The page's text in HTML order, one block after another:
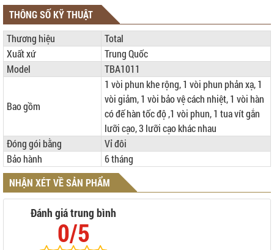
THÔNG SỐ KỸ THUẬT
Thương hiệu
Total
Xuất xứ
Trung Quốc
Model
TBA1011
Bao gồm
1 vòi phun khe rộng, 1 vòi phun phản xạ, 1
vòi giảm, 1 vòi bảo vệ cách nhiệt, 1 vòi hàn
có đế hàn tốc độ ,1 vòi phun, 1 tua vít gắn
lưỡi cạo, 3 lưỡi cạo khác nhau
Đóng gói bằng
Vỉ đôi
Bảo hành
6 tháng
NHẬN XÉT VỀ SẢN PHẨM
Đánh giá trung bình
0/5